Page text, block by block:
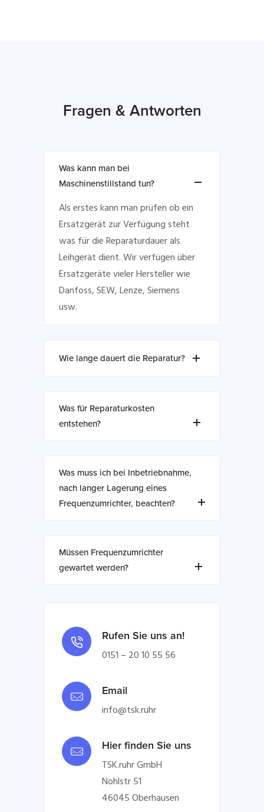
Fragen & Antworten
Was kann man bei
Maschinenstillstand tun?
Als erstes kann man prüfen ob ein
Ersatzgerät zur Verfügung steht
was für die Reparaturdauer als
Leihgerät dient. Wir verfügen über
Ersatzgeräte vieler Hersteller wie
Danfoss, SEW, Lenze, Siemens
usw.
Wie lange dauert die Reparatur?
Was für Reparaturkosten
entstehen?
Was muss ich bei Inbetriebnahme,
nach langer Lagerung eines
Frequenzumrichter, beachten?
Müssen Frequenzumrichter
gewartet werden?
Rufen Sie uns an!
0151 – 20 10 55 56
Email
info@tsk.ruhr
Hier finden Sie uns
TSK.ruhr GmbH
Nohlstr 51
46045 Oberhausen